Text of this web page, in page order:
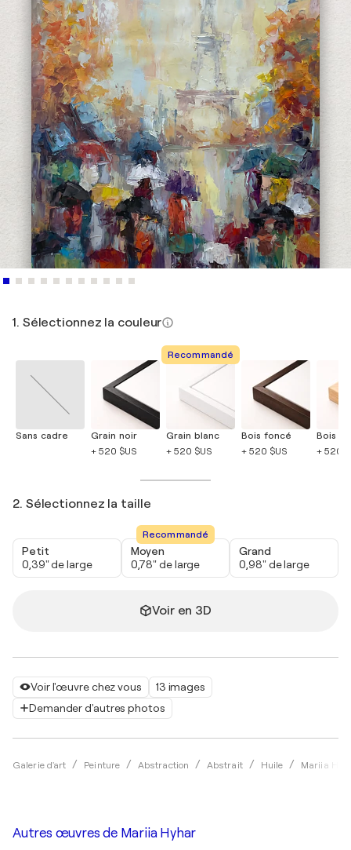
Voir l'œuvre chez vous
13 images
Demander d'autres photos
Galerie d'art Peinture Abstraction Abstrait Huile Mariia
1. Sélectionnez la couleur
Sans cadre
Grain noir
+ 520 $US
Recommandé
Grain blanc
+ 520 $US
Bois foncé
+ 520 $US
Bois
+ 520
2. Sélectionnez la taille
Petit
0,39" de large
Recommandé
Moyen
0,78" de large
Grand
0,98" de large
Voir en 3D
Autres œuvres de Mariia Hyhar